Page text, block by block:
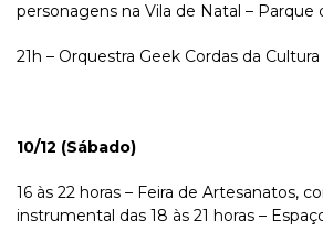
personagens na Vila de Natal – Parque
21h – Orquestra Geek Cordas da
10/12 (Sábado)
16 às 22 horas – Feira de Artesanatos,
instrumental das 18 às 21 horas –